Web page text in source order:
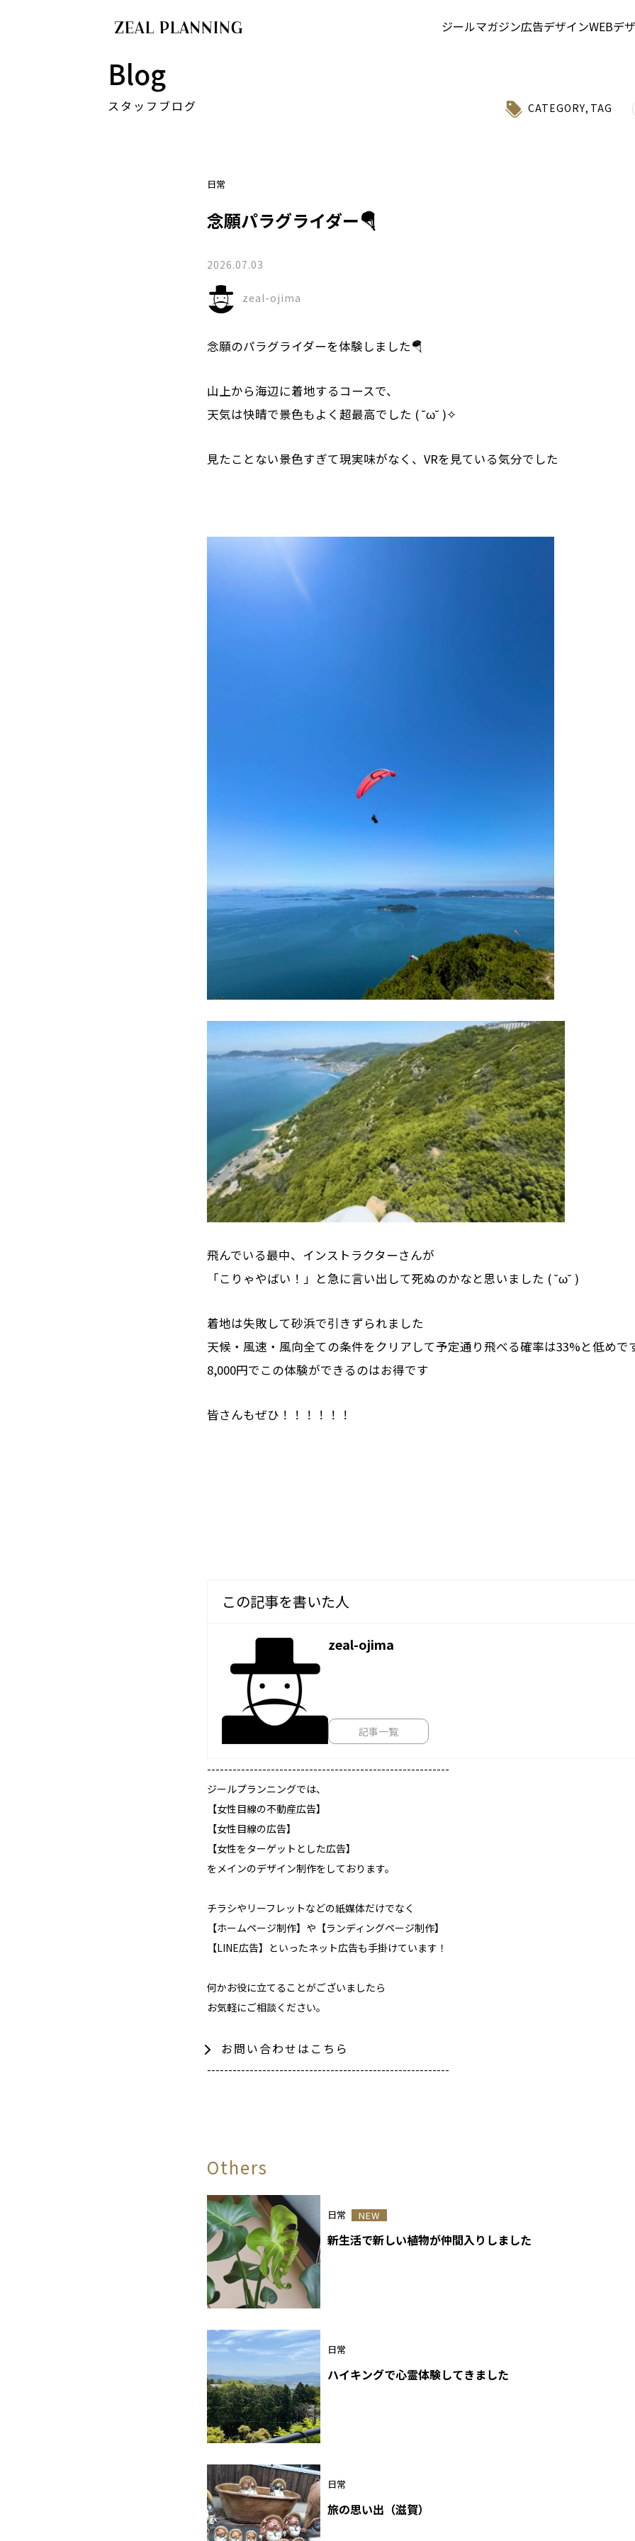
ジールマガジン広告デザインWEBデ
Blog
スタッフブログ CATEGORY, TAG
日常
念願パラグライダー🪂
2026.07.03
zeal-ojima
念願のパラグライダーを体験しました🪂
山上から海辺に着地するコースで、
天気は快晴で景色もよく超最高でした ( ˘ω˘ )✧
見たことない景色すぎて現実味がなく、VRを見ている気分でした
飛んでいる最中、インストラクターさんが
「こりゃやばい！」と急に言い出して死ぬのかなと思いました ( ˘ω˘ )
着地は失敗して砂浜で引きずられました
天候・風速・風向全ての条件をクリアして予定通り飛べる確率は33%と低めで
8,000円でこの体験ができるのはお得です
皆さんもぜひ！！！！！！
この記事を書いた人
zeal-ojima
記事一覧
---------------------------------------------------------
ジールプランニングでは、
【女性目線の不動産広告】
【女性目線の広告】
【女性をターゲットとした広告】
をメインのデザイン制作をしております。
チラシやリーフレットなどの紙媒体だけでなく
【ホームページ制作】や【ランディングページ制作】
【LINE広告】といったネット広告も手掛けています！
何かお役に立てることがございましたら
お気軽にご相談ください。
お問い合わせはこちら
---------------------------------------------------------
Others
日常 NEW
新生活で新しい植物が仲間入りしました
日常
ハイキングで心霊体験してきました
日常
旅の思い出（滋賀）